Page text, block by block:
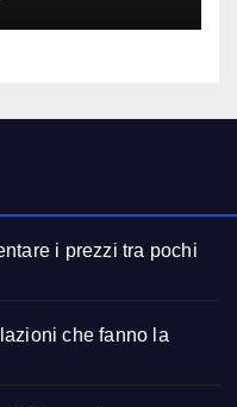
i prezzi tra pochi
che fanno la